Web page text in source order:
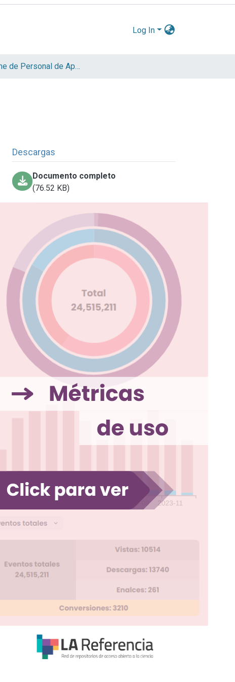
Log In
Informe de Personal de Apoyo
Descargas
Documento completo
(76.52 KB)